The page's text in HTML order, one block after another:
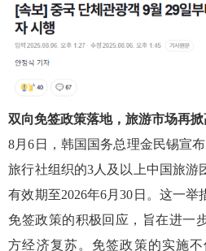
双向免签政策落地，旅游市场再掀
8月6日，韩国国务总理金民锡宣
旅行社组织的3人及以上中国旅游
有效期至2026年6月30日。这一
免签政策的积极回应，旨在进一
方经济复苏。免签政策的实施